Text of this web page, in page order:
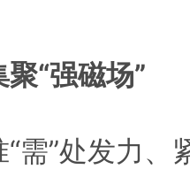
“强磁场”
”处发力、